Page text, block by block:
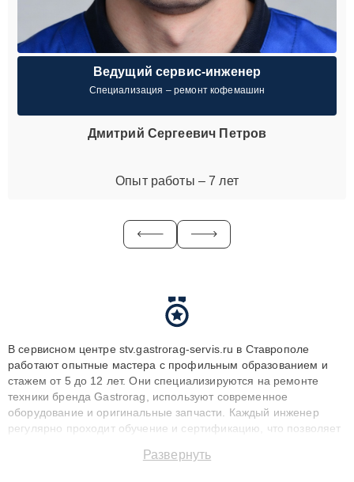
Ведущий сервис-инженер
Специализация – ремонт кофемашин
Дмитрий Сергеевич Петров
Опыт работы – 7 лет
В сервисном центре stv.gastrorag-servis.ru в Ставрополе
работают опытные мастера с профильным образованием и
стажем от 5 до 12 лет. Они специализируются на ремонте
техники бренда Gastrorag, используют современное
оборудование и оригинальные запчасти. Каждый инженер
регулярно проходит обучение и сертификацию, что позволяет
технику с сохранением гарантии до 3 лет. Наши мастера
Развернуть